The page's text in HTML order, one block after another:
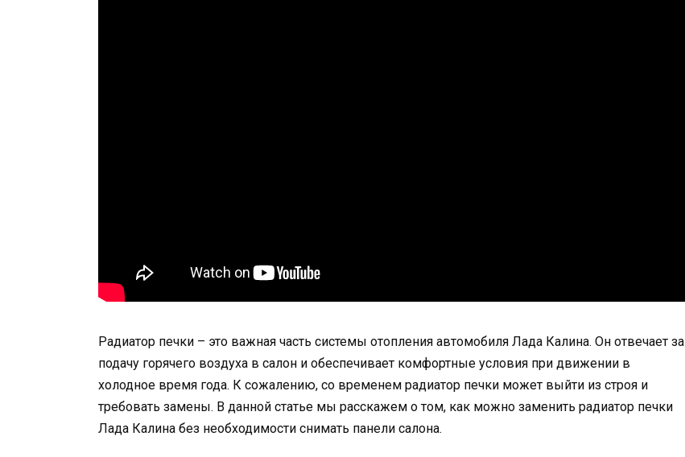
Радиатор печки – это важная часть системы отопления автомобиля Лада Калина. Он отвечает за
подачу горячего воздуха в салон и обеспечивает комфортные условия при движении в
холодное время года. К сожалению, со временем радиатор печки может выйти из строя и
требовать замены. В данной статье мы расскажем о том, как можно заменить радиатор печки
Лада Калина без необходимости снимать панели салона.